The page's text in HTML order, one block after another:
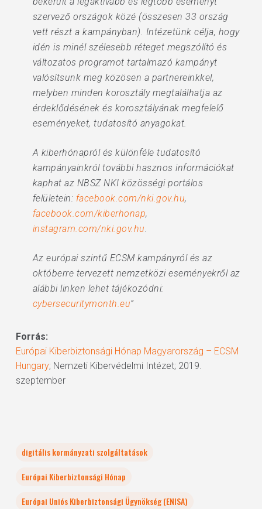
szervező országok közé (összesen 33 ország
vett részt a kampányban). Intézetünk célja, hogy
idén is minél szélesebb réteget megszólító és
változatos programot tartalmazó kampányt
valósítsunk meg közösen a partnereinkkel,
melyben minden korosztály megtalálhatja az
érdeklődésének és korosztályának megfelelő
eseményeket, tudatosító anyagokat.
A kiberhónapról és különféle tudatosító
kampányainkról további hasznos információkat
kaphat az NBSZ NKI közösségi portálos
felületein: facebook.com/nki.gov.hu,
facebook.com/kiberhonap,
instagram.com/nki.gov.hu.
Az európai szintű ECSM kampányról és az
októberre tervezett nemzetközi eseményekről az
alábbi linken lehet tájékozódni:
cybersecuritymonth.eu”
Forrás:
Európai Kiberbiztonsági Hónap Magyarország – ECSM
Hungary; Nemzeti Kibervédelmi Intézet; 2019.
szeptember
digitális kormányzati szolgáltatások
Európai Kiberbiztonsági Hónap
Európai Uniós Kiberbiztonsági Ügynökség (ENISA)